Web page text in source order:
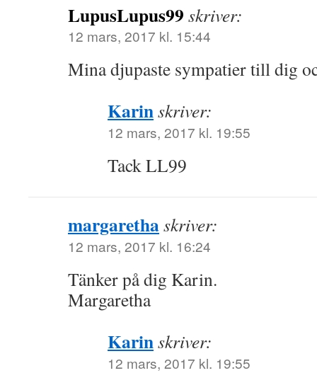
LupusLupus99 skriver:
12 mars, 2017 kl. 15:44
Mina djupaste sympatier till dig
Karinskriver:
12 mars, 2017 kl. 19:55
Tack LL99
margarethaskriver:
12 mars, 2017 kl. 16:24
Tänker på dig Karin.
Margaretha
Karinskriver:
12 mars, 2017 kl. 19:55